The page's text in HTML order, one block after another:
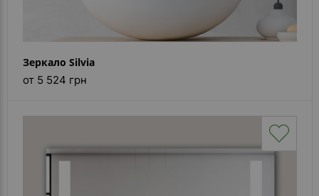
Зеркало Silvia
от 5 524 грн